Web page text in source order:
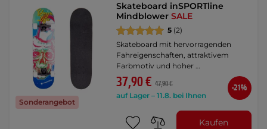
Sonderangebot
Skateboard inSPORTline
MindblowerSALE
5 (2)
Skateboard mit hervorragenden
Fahreigenschaften, attraktivem
Farbmotiv und hoher …
37,90 € 47,90 €
auf Lager – 11.8. bei Ihnen
-21%
Kaufen